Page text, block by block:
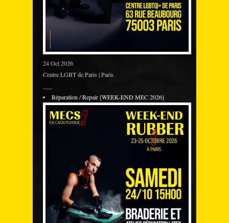
24 Oct 2026
Centre LGBT de Paris | Paris
Réparation / Repair [WEEK-END MEC 2026]